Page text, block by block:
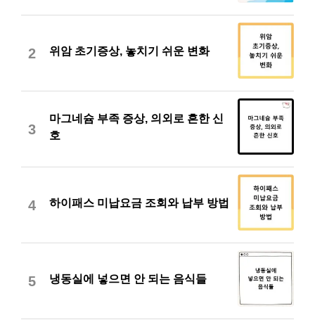
2 위암 초기증상, 놓치기 쉬운 변화
3
마그네슘 부족 증상, 의외로 흔한 신
호
4 하이패스 미납요금 조회와 납부 방법
5 냉동실에 넣으면 안 되는 음식들